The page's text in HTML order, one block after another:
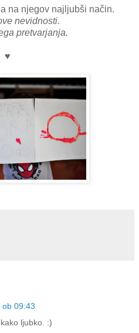
na njegov najljubši način.
nevidnosti.
pretvarjanja.
♥
09:43
ljubko. :)